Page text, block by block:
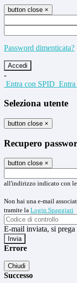
button close ×
Password dimenticata?
-
Entra con SPID
Seleziona utente
button close ×
Recupero
button close ×
all'indirizzo indicato con
Non hai una e-mail
tramite la Login Spaggiari
E-mail inviata, si
Errore
Chiudi
Successo